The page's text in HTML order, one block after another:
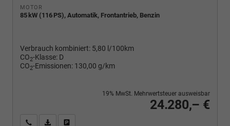
MOTOR
85 kW (116 PS), Automatik, Frontantrieb, Benzin
Verbrauch kombiniert: 5,80 l/100km
CO2-Klasse: D
CO2-Emissionen: 130,00 g/km
24.280,– €
19% MwSt. Mehrwertsteuer ausweisbar
Wir rufen Sie anPDF-Fahrzeugexposé drucken